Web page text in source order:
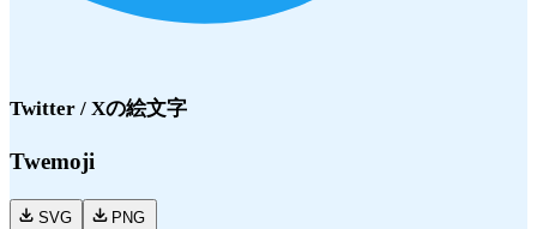
Twitter / Xの絵文字
Twemoji
SVG PNG